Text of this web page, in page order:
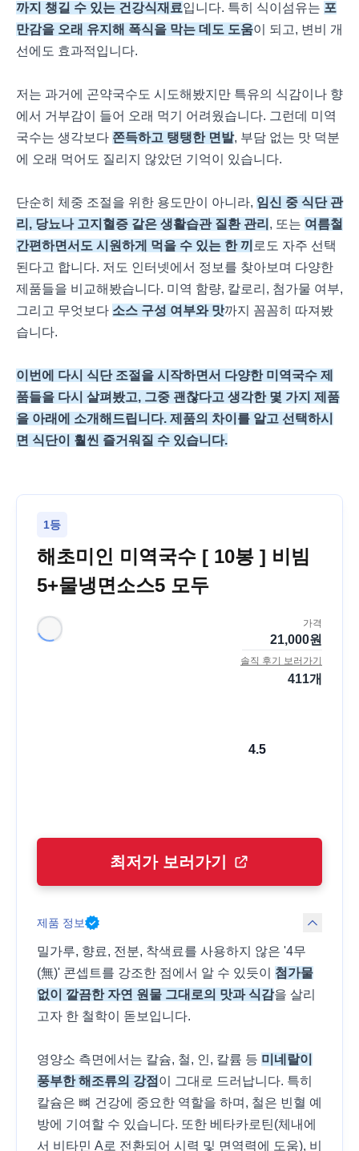
까지 챙길 수 있는 건강식재료입니다. 특히 식이섬유는 포
만감을 오래 유지해 폭식을 막는 데도 도움이 되고, 변비 개
선에도 효과적입니다.
저는 과거에 곤약국수도 시도해봤지만 특유의 식감이나 향
에서 거부감이 들어 오래 먹기 어려웠습니다. 그런데 미역
국수는 생각보다 쫀득하고 탱탱한 면발, 부담 없는 맛 덕분
에 오래 먹어도 질리지 않았던 기억이 있습니다.
단순히 체중 조절을 위한 용도만이 아니라, 임신 중 식단 관
리, 당뇨나 고지혈증 같은 생활습관 질환 관리 , 또는 여름철
간편하면서도 시원하게 먹을 수 있는 한 끼 로도 자주 선택
된다고 합니다. 저도 인터넷에서 정보를 찾아보며 다양한
제품들을 비교해봤습니다. 미역 함량, 칼로리, 첨가물 여부,
그리고 무엇보다 소스 구성 여부와 맛까지 꼼꼼히 따져봤
습니다.
이번에 다시 식단 조절을 시작하면서 다양한 미역국수 제
품들을 다시 살펴봤고, 그중 괜찮다고 생각한 몇 가지 제품
을 아래에 소개해드립니다. 제품의 차이를 알고 선택하시
면 식단이 훨씬 즐거워질 수 있습니다.
1등
해초미인 미역국수 [ 10봉 ] 비빔
5+물냉면소스5 모두
가격
21,000원
솔직 후기 보러가기
411개
4.5
최저가 보러가기
제품 정보
밀가루, 향료, 전분, 착색료를 사용하지 않은 '4무
(無)' 콘셉트를 강조한 점에서 알 수 있듯이 첨가물
없이 깔끔한 자연 원물 그대로의 맛과 식감을 살리
고자 한 철학이 돋보입니다.
영양소 측면에서는 칼슘, 철, 인, 칼륨 등 미네랄이
풍부한 해조류의 강점 이 그대로 드러납니다. 특히
칼슘은 뼈 건강에 중요한 역할을 하며, 철은 빈혈 예
방에 기여할 수 있습니다. 또한 베타카로틴(체내에
서 비타민 A로 전환되어 시력 및 면역력에 도움), 비